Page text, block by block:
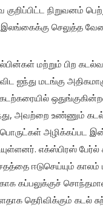
நிறுவனம்
செலுத்த
மற்றும் பிற
மடங்கு
அவற்றை உண்ணும்
பொருட்கள் அழிக்கப்பட
எக்ஸ்பிரஸ் பேர்ல்
ஈடுசெய்யும் காலம்
கப்பலுக்குச் சொந்தமான
தெரிவிக்கும் கடல்